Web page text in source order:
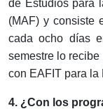
de Estudios para
(MAF) y consiste
cada ocho días
semestre lo
con EAFIT para la
4. ¿Con los